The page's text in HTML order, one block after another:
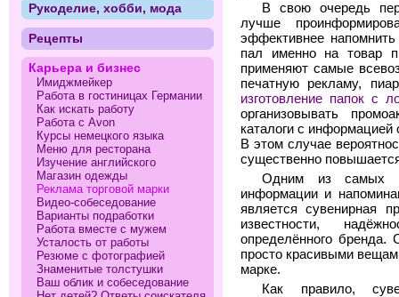
В свою очередь
лучше
эффективнее
пал именно на товар
применяют самые
печатную рекламу,
изготовление папок с
организовывать
каталоги с
В этом случае
существенно
Одним из самых
информации и
является сувенирная
известности,
определённого
просто красивыми
марке.
Как правило,
Рукоделие, хобби, мода
Рецепты
Карьера и бизнес
Имиджмейкер
Работа в гостиницах Германии
Как искать работу
Работа с Avon
Курсы немецкого языка
Меню для ресторана
Изучение английского
Магазин одежды
Реклама торговой марки
Видео-собеседование
Варианты подработки
Работа вместе с мужем
Усталость от работы
Резюме с фотографией
Знаменитые толстушки
Ваш облик и собеседование